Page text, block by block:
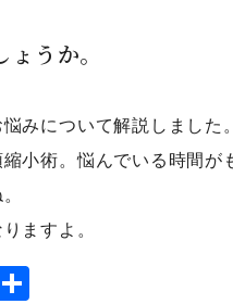
うか。
みについて解説しました。
小術。悩んでいる時間
ますよ。